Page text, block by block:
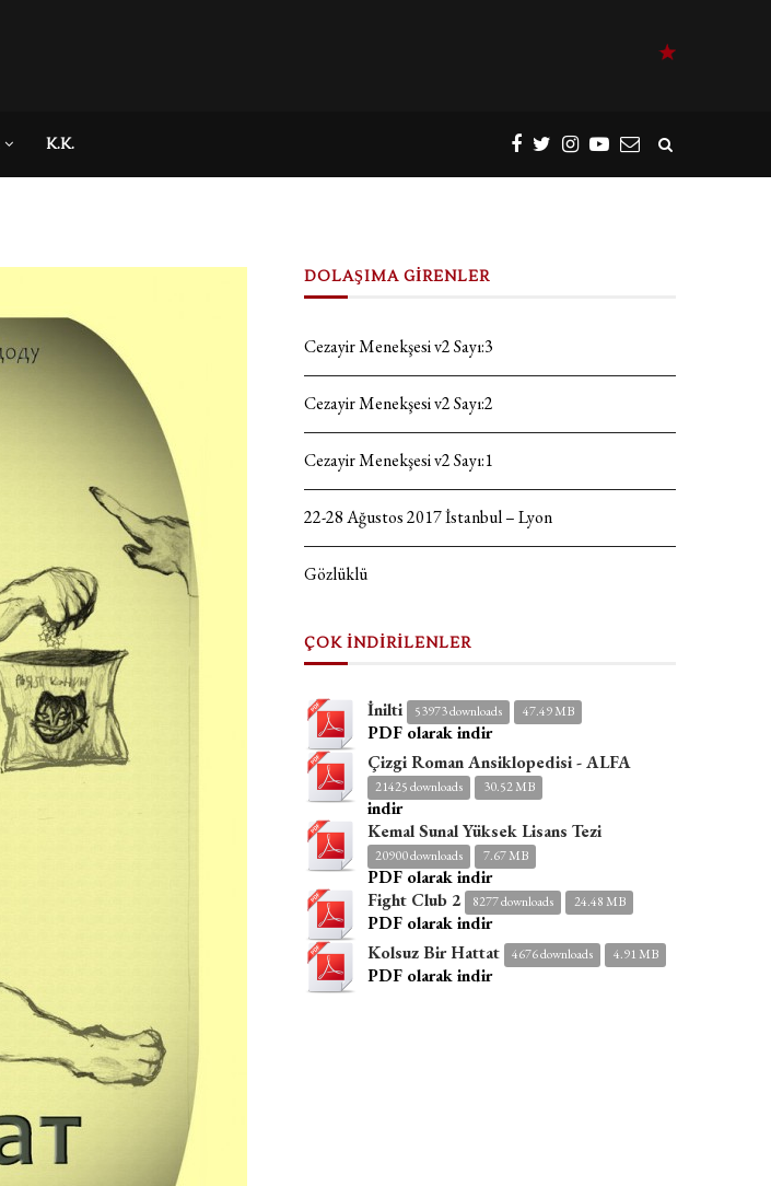
K.K.
DOLAŞIMA GİRENLER
Cezayir Menekşesi v2 Sayı:3
Cezayir Menekşesi v2 Sayı:2
Cezayir Menekşesi v2 Sayı:1
22-28 Ağustos 2017 İstanbul – Lyon
Gözlüklü
ÇOK İNDİRİLENLER
İnilti 53973 downloads 47.49 MB
PDF olarak indir
Çizgi Roman Ansiklopedisi - ALFA
21425 downloads 30.52 MB
indir
Kemal Sunal Yüksek Lisans Tezi
20900 downloads 7.67 MB
PDF olarak indir
Fight Club 2
8277 downloads 24.48 MB
PDF olarak indir
Kolsuz Bir Hattat
4676 downloads 4.91 MB
PDF olarak indir